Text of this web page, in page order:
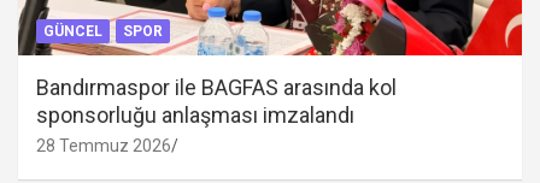
GÜNCEL SPOR
Bandırmaspor ile BAGFAS arasında kol
sponsorluğu anlaşması imzalandı
28 Temmuz 2026